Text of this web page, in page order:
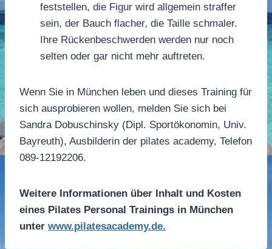
feststellen, die Figur wird allgemein straffer
sein, der Bauch flacher, die Taille schmaler.
Ihre Rückenbeschwerden werden nur noch
selten oder gar nicht mehr auftreten.
Wenn Sie in München leben und dieses Training für
sich ausprobieren wollen, melden Sie sich bei
Sandra Dobuschinsky (Dipl. Sportökonomin, Univ.
Bayreuth), Ausbilderin der pilates academy, Telefon
089-12192206.
Weitere Informationen über Inhalt und Kosten
eines Pilates Personal Trainings in München
unter www.pilatesacademy.de.